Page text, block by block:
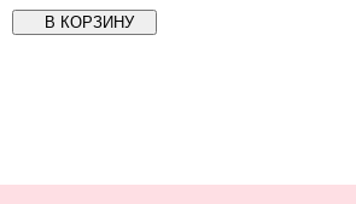
В КОРЗИНУ